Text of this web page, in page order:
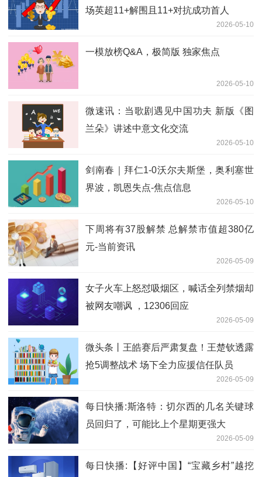
场英超11+解围且11+对抗成功首人
2026-05-10
一模放榜Q&A，极简版 独家焦点
2026-05-10
微速讯：当歌剧遇见中国功夫 新版《图
兰朵》讲述中意文化交流
2026-05-10
剑南春｜拜仁1-0沃尔夫斯堡，奥利塞世
界波，凯恩失点-焦点信息
2026-05-10
下周将有37股解禁 总解禁市值超380亿
元-当前资讯
2026-05-09
女子火车上怒怼吸烟区，喊话全列禁烟却
被网友嘲讽 ，12306回应
2026-05-09
微头条丨王皓赛后严肃复盘！王楚钦透露
抢5调整战术 场下全力应援信任队员
2026-05-09
每日快播:斯洛特：切尔西的几名关键球
员回归了，可能比上个星期更强大
2026-05-09
每日快播:【好评中国】“宝藏乡村”越挖